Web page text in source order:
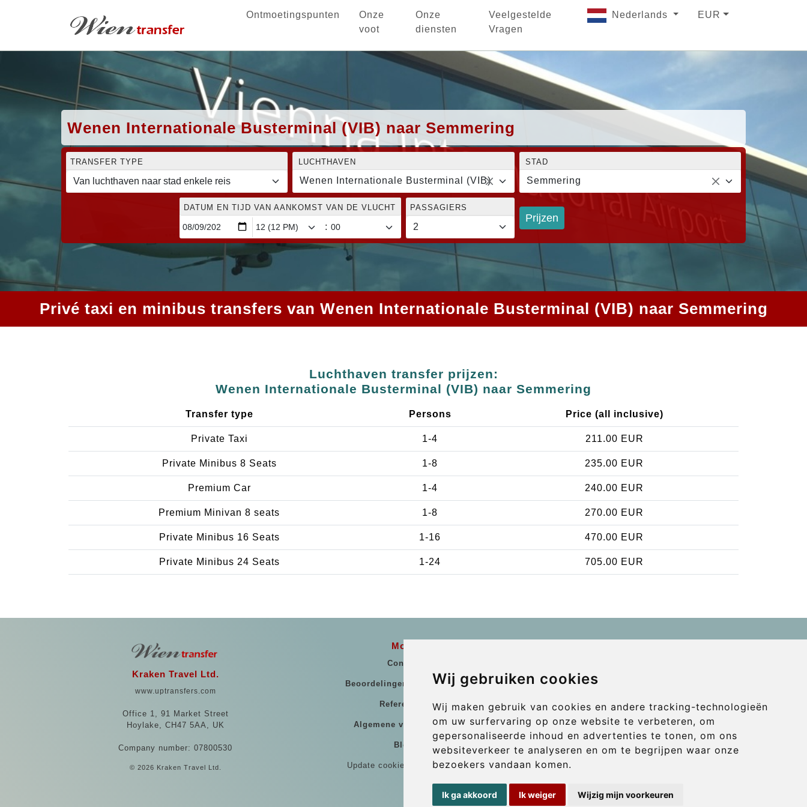
Wij gebruiken cookies
Wij maken gebruik van cookies en andere tracking-technologieën
om uw surfervaring op onze website te verbeteren, om
gepersonaliseerde inhoud en advertenties te tonen, om ons
websiteverkeer te analyseren en om te begrijpen waar onze
bezoekers vandaan komen.
Ik ga akkoord Ik weiger Wijzig mijn voorkeuren
Ontmoetingspunten
Onze
voot
Onze
diensten
Veelgestelde
Vragen
Nederlands EUR
Wenen Internationale Busterminal (VIB) naar Semmering
TRANSFER TYPE LUCHTHAVEN
Wenen Internationale Busterminal (VIB)
STAD
Semmering
DATUM EN TIJD VAN AANKOMST VAN DE VLUCHT
:
PASSAGIERS
Prijzen
Privé taxi en minibus transfers van Wenen Internationale Busterminal (VIB) naar Semmering
Luchthaven transfer prijzen:
Wenen Internationale Busterminal (VIB) naar Semmering
Transfer type Persons Price (all inclusive)
Private Taxi 1-4 211.00 EUR
Private Minibus 8 Seats 1-8 235.00 EUR
Premium Car 1-4 240.00 EUR
Premium Minivan 8 seats 1-8 270.00 EUR
Private Minibus 16 Seats 1-16 470.00 EUR
Private Minibus 24 Seats 1-24 705.00 EUR
Kraken Travel Ltd.
www.uptransfers.com
Office 1, 91 Market Street
Hoylake, CH47 5AA, UK
Company number: 07800530
© 2026 Kraken Travel Ltd.
More
Contact
Beoordelingen Van Klanten
Referenties
Algemene voorwaarden
Blog
Update cookies preferences